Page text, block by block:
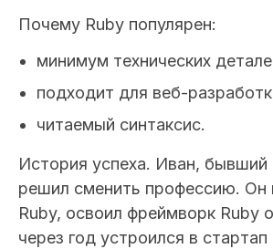
Почему Ruby популярен:
минимум технических
подходит для веб-
читаемый синтаксис.
История успеха. Иван,
решил сменить профессию. Он
Ruby, освоил фреймворк Ruby
через год устроился в стартап